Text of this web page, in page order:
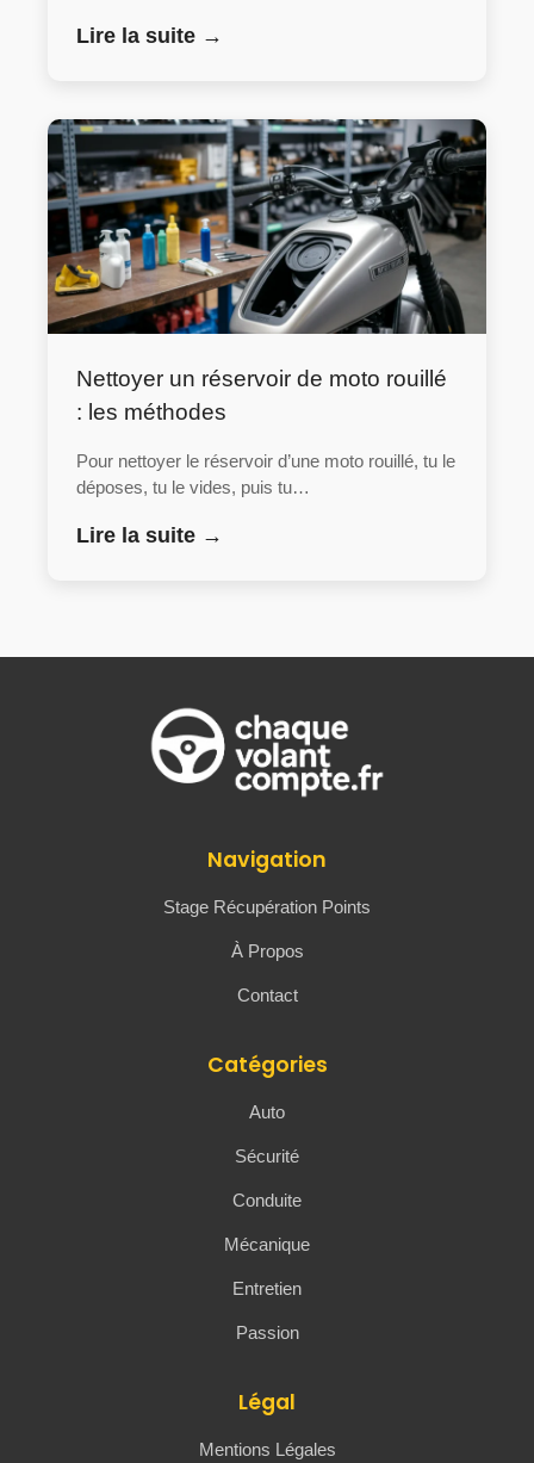
Lire la suite →
Nettoyer un réservoir de moto rouillé
: les méthodes
Pour nettoyer le réservoir d’une moto rouillé, tu le
déposes, tu le vides, puis tu…
Lire la suite →
Navigation
Stage Récupération Points
À Propos
Contact
Catégories
Auto
Sécurité
Conduite
Mécanique
Entretien
Passion
Légal
Mentions Légales